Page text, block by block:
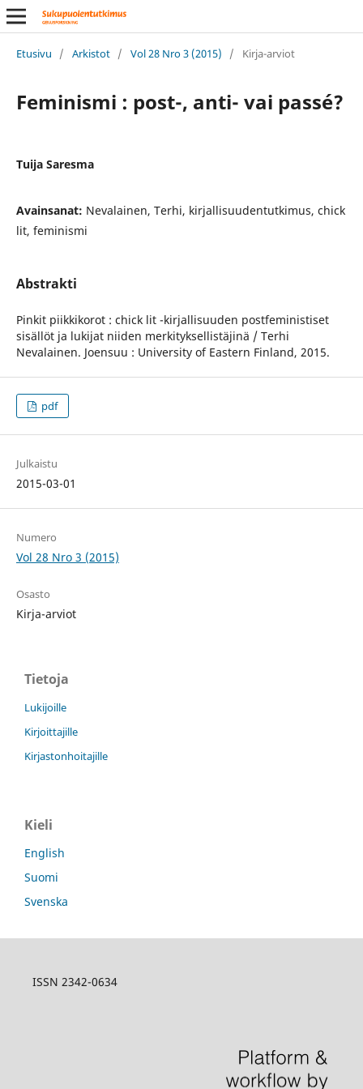
Etusivu / Arkistot / Vol 28 Nro 3 (2015) / Kirja-arviot
Feminismi : post-, anti- vai passé?
Tuija Saresma
Avainsanat: Nevalainen, Terhi, kirjallisuudentutkimus, chick
lit, feminismi
Abstrakti
Pinkit piikkikorot : chick lit -kirjallisuuden postfeministiset
sisällöt ja lukijat niiden merkityksellistäjinä / Terhi
Nevalainen. Joensuu : University of Eastern Finland, 2015.
pdf
Julkaistu
2015-03-01
Numero
Vol 28 Nro 3 (2015)
Osasto
Kirja-arviot
Tietoja
Lukijoille
Kirjoittajille
Kirjastonhoitajille
Kieli
English
Suomi
Svenska
ISSN 2342-0634